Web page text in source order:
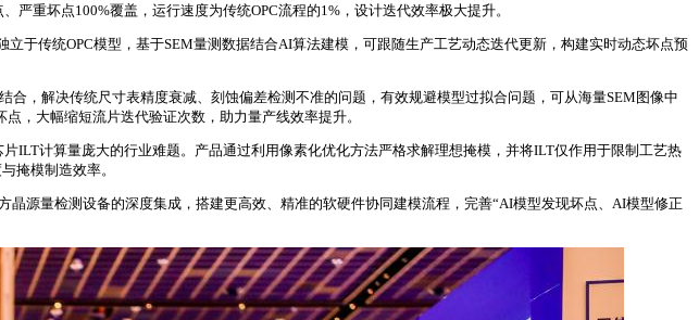
重坏点100%覆盖，运行速度为传统OPC流程的1%，设计迭代效率极大提升。
于传统OPC模型，基于SEM量测数据结合AI算法建模，可跟随生产工艺动态迭代更新，构建实时动态坏点预
，解决传统尺寸表精度衰减、刻蚀偏差检测不准的问题，有效规避模型过拟合问题，可从海量SEM图像中
，大幅缩短流片迭代验证次数，助力量产线效率提升。
ILT计算量庞大的行业难题。产品通过利用像素化优化方法严格求解理想掩模，并将ILT仅作用于限制工艺热
掩模制造效率。
源量检测设备的深度集成，搭建更高效、精准的软硬件协同建模流程，完善“AI模型发现坏点、AI模型修正